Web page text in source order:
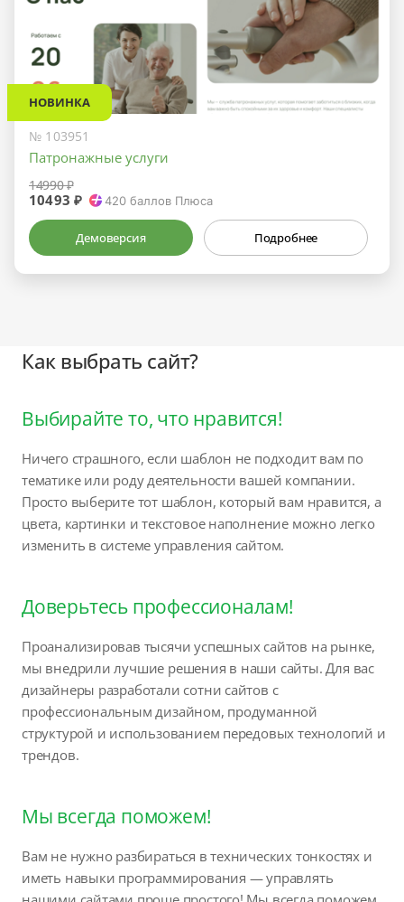
НОВИНКА
№ 103951
Патронажные услуги
14990 ₽
10493 ₽ 420 баллов Плюса
Демоверсия Подробнее
Как выбрать сайт?
Выбирайте то, что нравится!
Ничего страшного, если шаблон не подходит вам по
тематике или роду деятельности вашей компании.
Просто выберите тот шаблон, который вам нравится, а
цвета, картинки и текстовое наполнение можно легко
изменить в системе управления сайтом.
Доверьтесь профессионалам!
Проанализировав тысячи успешных сайтов на рынке,
мы внедрили лучшие решения в наши сайты. Для вас
дизайнеры разработали сотни сайтов с
профессиональным дизайном, продуманной
структурой и использованием передовых технологий и
трендов.
Мы всегда поможем!
Вам не нужно разбираться в технических тонкостях и
иметь навыки программирования — управлять